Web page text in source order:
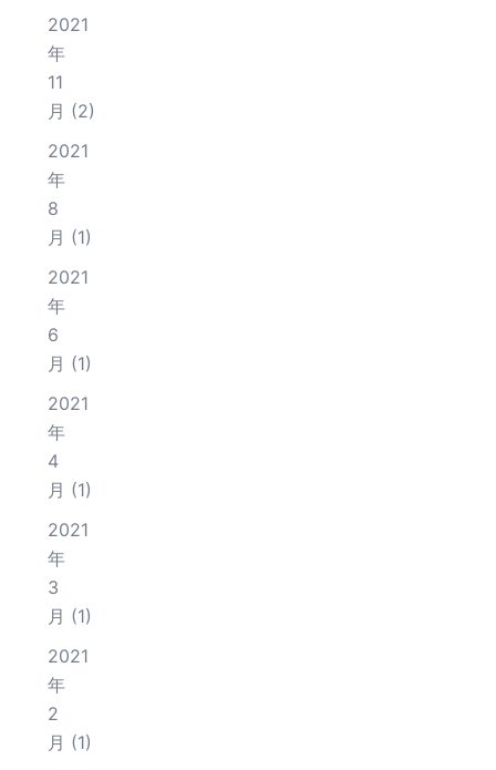
2021
年
11
月 (2)
2021
年
8
月 (1)
2021
年
6
月 (1)
2021
年
4
月 (1)
2021
年
3
月 (1)
2021
年
2
月 (1)